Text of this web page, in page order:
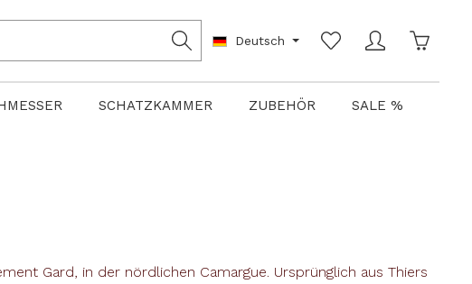
Deutsch
SCHATZKAMMER ZUBEHÖR SALE %
Gard, in der nördlichen Camargue. Ursprünglich aus Thiers